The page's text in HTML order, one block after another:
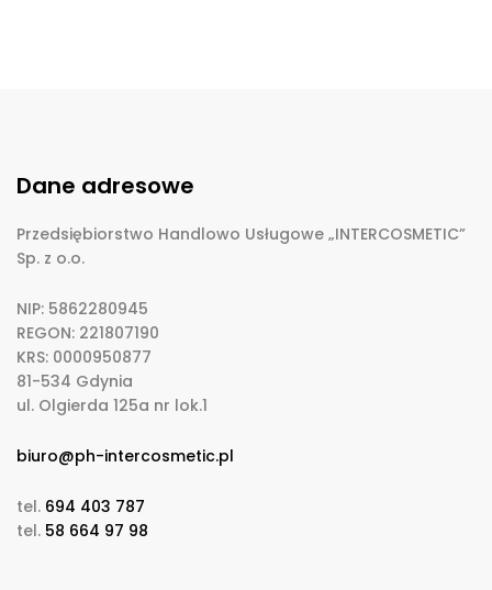
Dane adresowe
Przedsiębiorstwo Handlowo Usługowe „INTERCOSMETIC”
Sp. z o.o.
NIP: 5862280945
REGON: 221807190
KRS: 0000950877
81-534 Gdynia
ul. Olgierda 125a nr lok.1
biuro@ph-intercosmetic.pl
tel. 694 403 787
tel. 58 664 97 98